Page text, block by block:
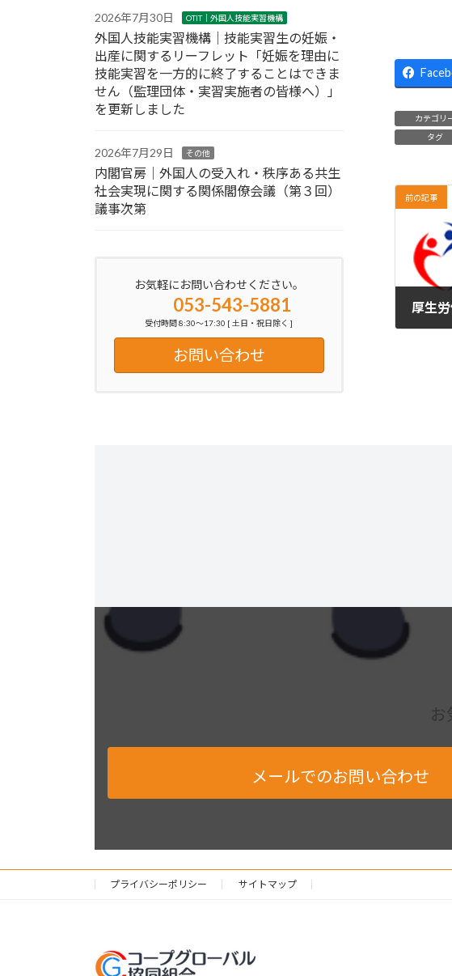
カテゴリ
タグ
前の記事
2026年7月30日 OTIT｜外国人技能実習機構
外国人技能実習機構｜技能実習生の妊娠・
出産に関するリーフレット「妊娠を理由に
技能実習を一方的に終了することはできま
せん（監理団体・実習実施者の皆様へ）」
を更新しました
2026年7月29日 その他
内閣官房｜外国人の受入れ・秩序ある共生
社会実現に関する関係閣僚会議（第３回）
議事次第
お気軽にお問い合わせください。
053-543-5881
受付時間 8:30～17:30 [ 土日・祝日除く ]
お問い合わせ
お
メールでのお問い合わせ
プライバシーポリシー サイトマップ